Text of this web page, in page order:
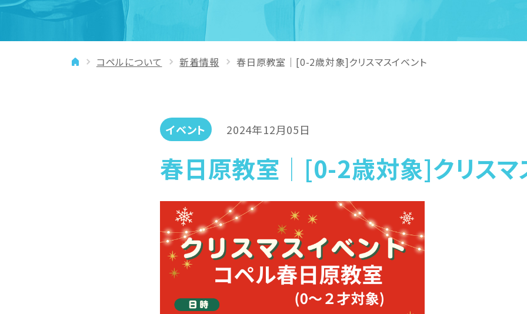
心の子育て
潜在能力を引き出す
年齢に合わせた学習法
「やりたい」を引き出す
新着情報 TOP
お知らせ
イベント
コペルについて 新着情報 春日原教室│[0-2歳対象]クリスマスイベント
イベント 2024年12月05日
春日原教室│[0-2歳対象]クリスマ